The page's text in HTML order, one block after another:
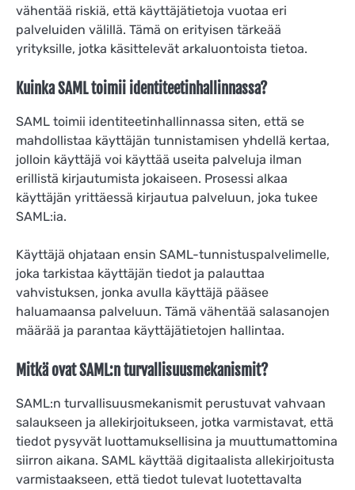
vähentää riskiä, että käyttäjätietoja vuotaa eri
palveluiden välillä. Tämä on erityisen tärkeää
yrityksille, jotka käsittelevät arkaluontoista tietoa.
Kuinka SAML toimii identiteetinhallinnassa?
SAML toimii identiteetinhallinnassa siten, että se
mahdollistaa käyttäjän tunnistamisen yhdellä kertaa,
jolloin käyttäjä voi käyttää useita palveluja ilman
erillistä kirjautumista jokaiseen. Prosessi alkaa
käyttäjän yrittäessä kirjautua palveluun, joka tukee
SAML:ia.
Käyttäjä ohjataan ensin SAML-tunnistuspalvelimelle,
joka tarkistaa käyttäjän tiedot ja palauttaa
vahvistuksen, jonka avulla käyttäjä pääsee
haluamaansa palveluun. Tämä vähentää salasanojen
määrää ja parantaa käyttäjätietojen hallintaa.
Mitkä ovat SAML:n turvallisuusmekanismit?
SAML:n turvallisuusmekanismit perustuvat vahvaan
salaukseen ja allekirjoitukseen, jotka varmistavat, että
tiedot pysyvät luottamuksellisina ja muuttumattomina
siirron aikana. SAML käyttää digitaalista allekirjoitusta
varmistaakseen, että tiedot tulevat luotettavalta